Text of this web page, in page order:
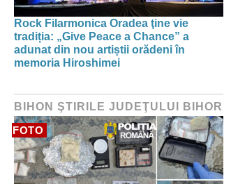
Rock Filarmonica Oradea ţine vie
tradiția: „Give Peace a Chance” a
adunat din nou artiștii orădeni în
memoria Hiroshimei
BIHON ŞTIRILE JUDEŢULUI BIHOR
FOTO